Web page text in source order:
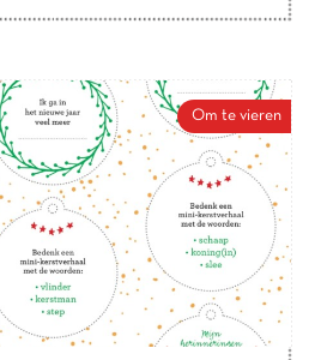
Om te vieren